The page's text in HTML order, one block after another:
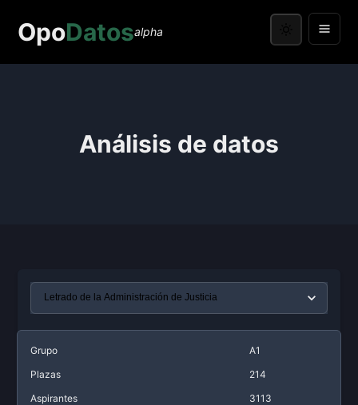
OpoDatosalpha
Análisis de datos
Grupo
A1
Plazas
214
Aspirantes
3113